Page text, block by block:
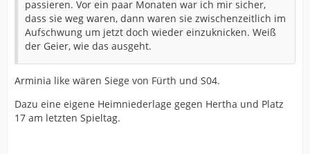
passieren. Vor ein paar Monaten war ich mir sicher,
dass sie weg waren, dann waren sie zwischenzeitlich im
Aufschwung um jetzt doch wieder einzuknicken. Weiß
der Geier, wie das ausgeht.
Arminia like wären Siege von Fürth und S04.
Dazu eine eigene Heimniederlage gegen Hertha und Platz
17 am letzten Spieltag.